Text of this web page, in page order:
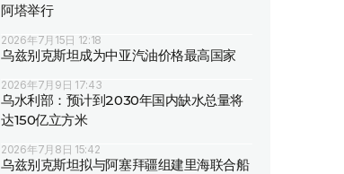
阿塔举行
2026年7月15日 12:18
乌兹别克斯坦成为中亚汽油价格最高国家
2026年7月9日 17:43
乌水利部：预计到2030年国内缺水总量将
达150亿立方米
2026年7月8日 15:42
乌兹别克斯坦拟与阿塞拜疆组建里海联合船